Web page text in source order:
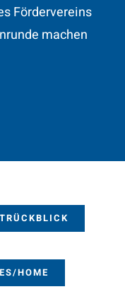
Fördervereins
machen
HOME